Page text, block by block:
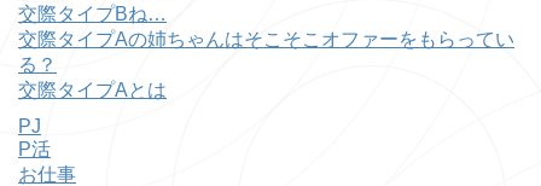
交際タイプBね…
交際タイプAの姉ちゃんはそこそこオファーをもらってい
る？
交際タイプAとは
PJ
P活
お仕事